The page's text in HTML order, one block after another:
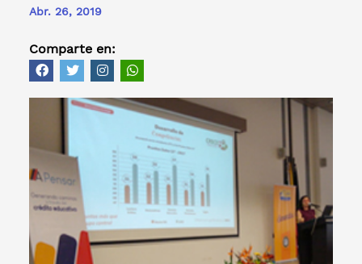
Abr. 26, 2019
Comparte en: